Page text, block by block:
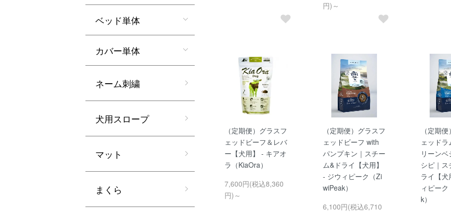
円)～
（定期便）グラスフ
ェッドビーフ＆レバ
ー【犬用】 - キアオ
ラ（KiaOra）
7,600円(税込8,360
円)～
（定期便）グラスフ
ェッドビーフ with
パンプキン｜スチー
ム&ドライ【犬用】
- ジウィピーク（Zi
wiPeak）
6,100円(税込6,710
（定期
ェッド
リーン
シピ｜ス
ライ【犬
ィピー
k）
ベッド単体
カバー単体
ネーム刺繍
犬用スロープ
マット
まくら